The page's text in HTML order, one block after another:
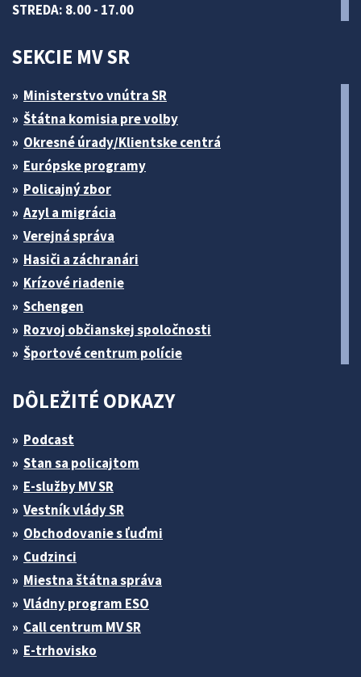
STREDA: 8.00 - 17.00
SEKCIE MV SR
Ministerstvo vnútra SR
Štátna komisia pre volby
Okresné úrady/Klientske centrá
Európske programy
Policajný zbor
Azyl a migrácia
Verejná správa
Hasiči a záchranári
Krízové riadenie
Schengen
Rozvoj občianskej spoločnosti
Športové centrum polície
DÔLEŽITÉ ODKAZY
Podcast
Stan sa policajtom
E-služby MV SR
Vestník vlády SR
Obchodovanie s ľuďmi
Cudzinci
Miestna štátna správa
Vládny program ESO
Call centrum MV SR
E-trhovisko